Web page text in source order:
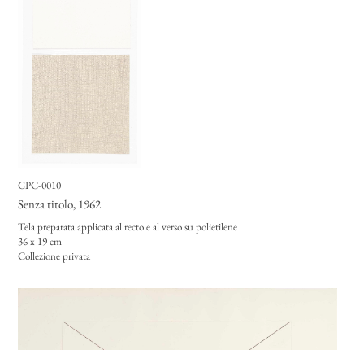
GPC-0010
Senza titolo, 1962
Tela preparata applicata al recto e al verso su polietilene
36 x 19 cm
Collezione privata